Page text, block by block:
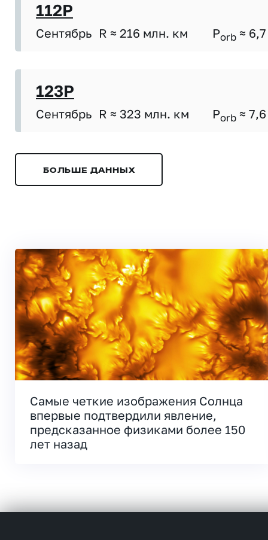
112P
Сентябрь R ≈ 216 млн. км Porb ≈ 6,7
123P
Сентябрь R ≈ 323 млн. км Porb ≈ 7,6
БОЛЬШЕ ДАННЫХ
Самые четкие изображения Солнца
впервые подтвердили явление,
предсказанное физиками более 150
лет назад